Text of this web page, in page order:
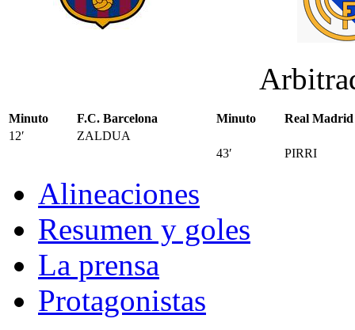
Minuto F.C. Barcelona Minuto
Real Madrid
12′
ZALDUA
43′
PIRRI
Alineaciones
Resumen y goles
La prensa
Protagonistas